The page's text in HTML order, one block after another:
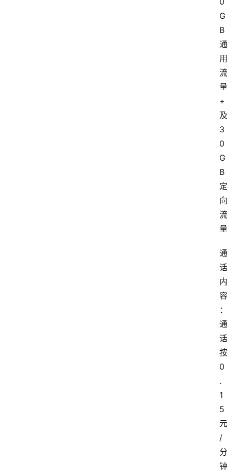
G
B
通
用
流
量
+
及
3
0
G
B
定
向
流
量
通
话
内
容
：
通
话
按
0
.
1
5
元
/
分
钟